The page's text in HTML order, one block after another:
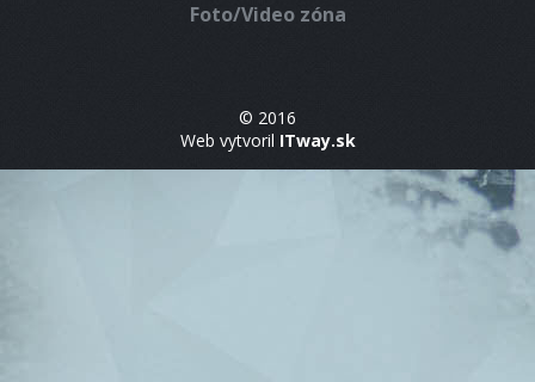
Foto/Video zóna
© 2016
Web vytvoril ITway.sk